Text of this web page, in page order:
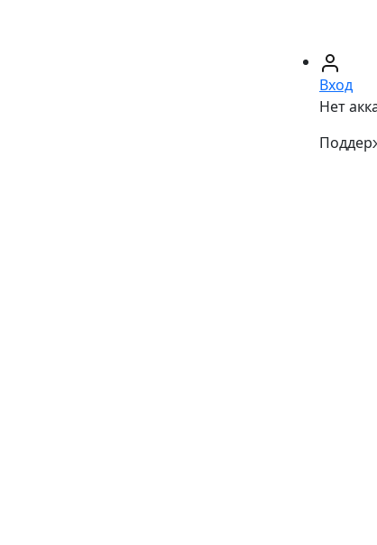
Вход
Нет